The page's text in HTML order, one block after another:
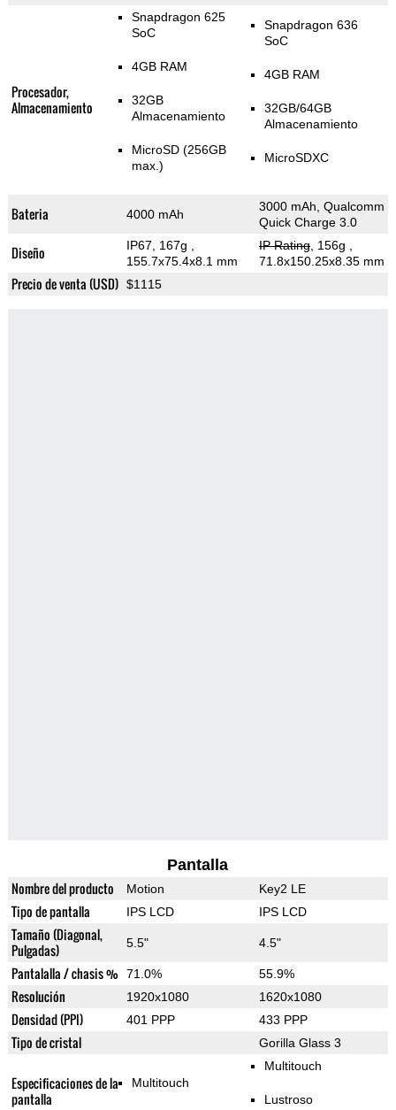
Procesador,
Almacenamiento
Snapdragon 625
SoC
4GB RAM
32GB
Almacenamiento
MicroSD (256GB
max.)
Snapdragon 636
SoC
4GB RAM
32GB/64GB
Almacenamiento
MicroSDXC
Bateria 4000 mAh
3000 mAh, Qualcomm
Quick Charge 3.0
Diseño IP67, 167g
155.7x75.4x8.1 mm
IP Rating, 156g
71.8x150.25x8.35 mm
Precio de venta (USD) $1115
Pantalla
Nombre del producto Motion Key2 LE
Tipo de pantalla IPS LCD IPS LCD
Tamaño (Diagonal,
Pulgadas)
5.5" 4.5"
Pantalalla / chasis % 71.0% 55.9%
Resolución 1920x1080 1620x1080
Densidad (PPI) 401 PPP 433 PPP
Tipo de cristal Gorilla Glass 3
Especificaciones de la
pantalla
Multitouch
Multitouch
Lustroso